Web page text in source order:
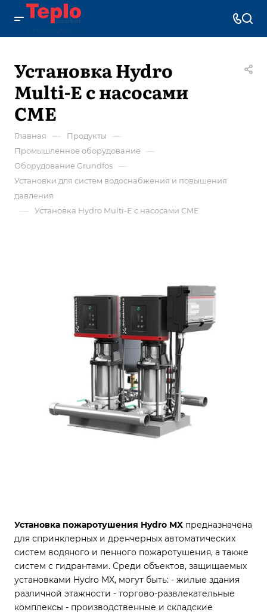
Установка Hydro
Multi-Е с насосами
CME
Главная — Продукты —
Промышленное оборудование —
Оборудование Grundfos —
Установки для систем водоснабжения и повышения
давления
— Установка Hydro Multi-Е с насосами CME
Установка пожаротушения Hydro MX предназначена
для спринклерных и дренчерных автоматических
систем водяного и пенного пожаротушения, а также
систем с гидрантами. Среди объектов, защищаемых
установками Hydro MX, могут быть: - жилые здания
различной этажности - торгово-развлекательные
комплексы - производственные и складские